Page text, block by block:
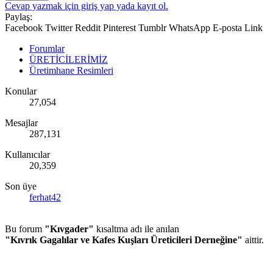
Cevap yazmak için giriş yap yada kayıt ol.
Paylaş:
Facebook Twitter Reddit Pinterest Tumblr WhatsApp E-posta Link
Forumlar
ÜRETİCİLERİMİZ
Üretimhane Resimleri
Konular
27,054
Mesajlar
287,131
Kullanıcılar
20,359
Son üye
ferhat42
Bu forum "Kıvgader" kısaltma adı ile anılan
"Kıvrık Gagalılar ve Kafes Kuşları Üreticileri Derneğine" aittir.